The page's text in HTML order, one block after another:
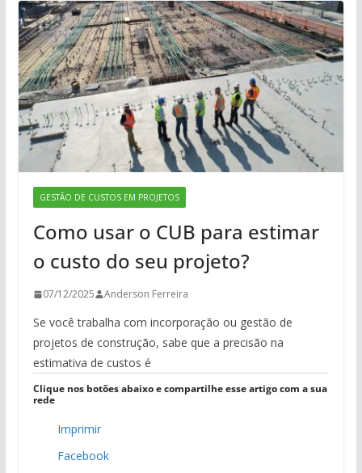
GESTÃO DE CUSTOS EM PROJETOS
Como usar o CUB para estimar
o custo do seu projeto?
07/12/2025 Anderson Ferreira
Se você trabalha com incorporação ou gestão de
projetos de construção, sabe que a precisão na
estimativa de custos é
Clique nos botões abaixo e compartilhe esse artigo com a sua
rede
Imprimir
Facebook